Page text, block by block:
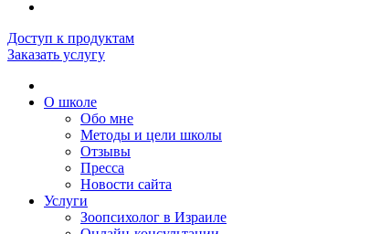
Доступ к продуктам
Заказать услугу
О школе
Обо мне
Методы и цели школы
Отзывы
Пресса
Новости сайта
Услуги
Зоопсихолог в Израиле